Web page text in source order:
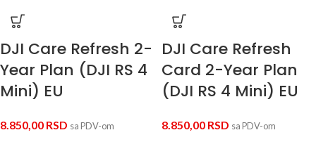
DJI Care Refresh 2-
Year Plan (DJI RS 4
Mini) EU
8.850,00 RSD sa PDV-om
DJI Care Refresh
Card 2-Year Plan
(DJI RS 4 Mini) EU
8.850,00 RSD sa PDV-om